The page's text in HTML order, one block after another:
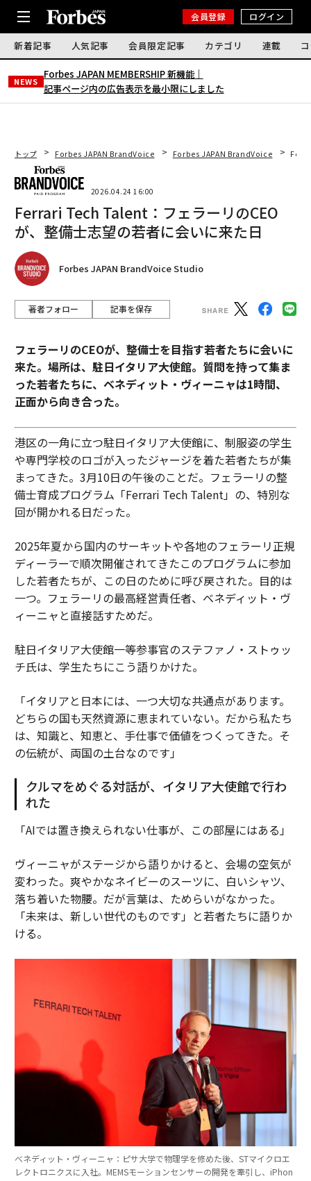
会員登録 ログイン
新着記事 人気記事 会員限定記事 カテゴリ 連載
NEWS
Forbes JAPAN MEMBERSHIP 新機能｜
記事ページ内の広告表示を最小限にしました
トップ Forbes JAPAN BrandVoice Forbes JAPAN BrandVoice
2026.04.24 16:00
Ferrari Tech Talent：フェラーリのCEO
が、整備士志望の若者に会いに来た日
Forbes JAPAN BrandVoice Studio
著者フォロー 記事を保存
フェラーリのCEOが、整備士を目指す若者たちに会いに
来た。場所は、駐日イタリア大使館。質問を持って集ま
った若者たちに、ベネディット・ヴィーニャは1時間、
正面から向き合った。
港区の一角に立つ駐日イタリア大使館に、制服姿の学生
や専門学校のロゴが入ったジャージを着た若者たちが集
まってきた。3月10日の午後のことだ。フェラーリの整
備士育成プログラム「Ferrari Tech Talent」の、特別な
回が開かれる日だった。
2025年夏から国内のサーキットや各地のフェラーリ正規
ディーラーで順次開催されてきたこのプログラムに参加
した若者たちが、この日のために呼び戻された。目的は
一つ。フェラーリの最高経営責任者、ベネディット・ヴ
ィーニャと直接話すためだ。
駐日イタリア大使館一等参事官のステファノ・ストゥッ
チ氏は、学生たちにこう語りかけた。
「イタリアと日本には、一つ大切な共通点があります。
どちらの国も天然資源に恵まれていない。だから私たち
は、知識と、知恵と、手仕事で価値をつくってきた。そ
の伝統が、両国の土台なのです」
クルマをめぐる対話が、イタリア大使館で行わ
れた
「AIでは置き換えられない仕事が、この部屋にはある」
ヴィーニャがステージから語りかけると、会場の空気が
変わった。爽やかなネイビーのスーツに、白いシャツ、
落ち着いた物腰。だが言葉は、ためらいがなかった。
「未来は、新しい世代のものです」と若者たちに語りか
ける。
べネディット・ヴィーニャ：ピサ大学で物理学を修めた後、STマイクロエ
レクトロニクスに入社。MEMSモーションセンサーの開発を牽引し、iPhon